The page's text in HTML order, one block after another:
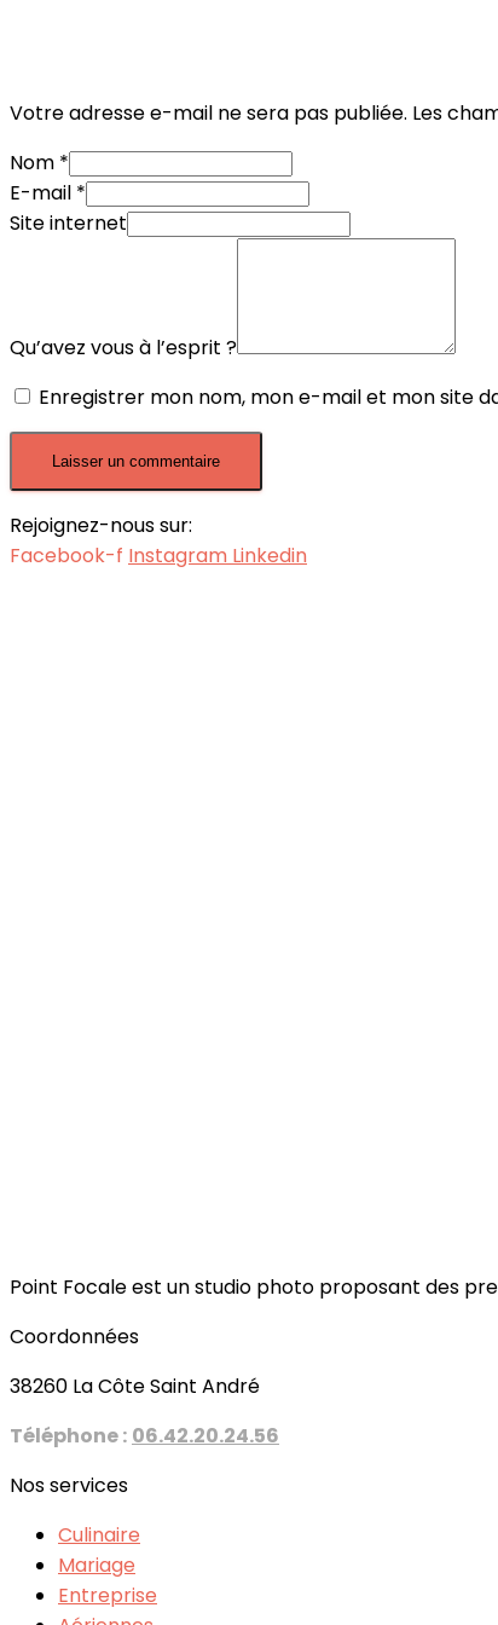
Votre adresse e-mail ne sera pas publiée. Les
Nom *
E-mail *
Site internet
Qu’avez vous à l’esprit ?
Enregistrer mon nom, mon e-mail et mon site
Rejoignez-nous sur:
Facebook-f Instagram Linkedin
Point Focale est un studio photo proposant des
Coordonnées
38260 La Côte Saint André
Téléphone : 06.42.20.24.56
Nos services
Culinaire
Mariage
Entreprise